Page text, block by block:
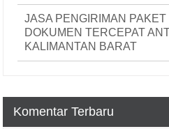
JASA PENGIRIMAN
DOKUMEN TERCEPAT
KALIMANTAN BARAT
Komentar Terbaru